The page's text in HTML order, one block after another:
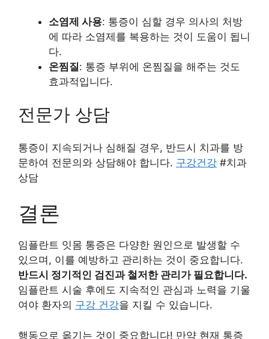
소염제 사용: 통증이 심할 경우 의사의 처방
에 따라 소염제를 복용하는 것이 도움이 됩니
다.
온찜질: 통증 부위에 온찜질을 해주는 것도
효과적입니다.
전문가 상담
통증이 지속되거나 심해질 경우, 반드시 치과를 방
문하여 전문의와 상담해야 합니다. 구강건강 #치과
상담
결론
임플란트 잇몸 통증은 다양한 원인으로 발생할 수
있으며, 이를 예방하고 관리하는 것이 중요합니다.
반드시 정기적인 검진과 철저한 관리가 필요합니다.
임플란트 시술 후에도 지속적인 관심과 노력을 기울
여야 환자의 구강 건강을 지킬 수 있습니다.
행동으로 옮기는 것이 중요합니다! 만약 현재 통증